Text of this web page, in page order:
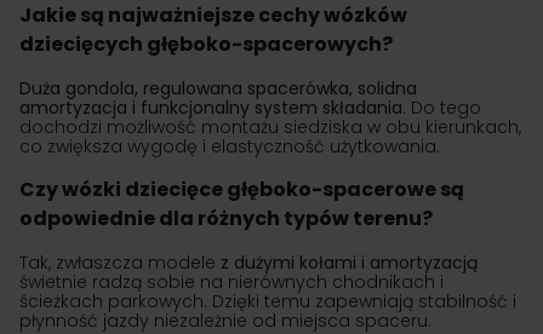
Jakie są najważniejsze cechy wózków
dziecięcych głęboko-spacerowych?
Duża gondola, regulowana spacerówka, solidna
amortyzacja i funkcjonalny system składania. Do tego
dochodzi możliwość montażu siedziska w obu kierunkach,
co zwiększa wygodę i elastyczność użytkowania.
Czy wózki dziecięce głęboko-spacerowe są
odpowiednie dla różnych typów terenu?
Tak, zwłaszcza modele z dużymi kołami i amortyzacją
świetnie radzą sobie na nierównych chodnikach i
ścieżkach parkowych. Dzięki temu zapewniają stabilność i
płynność jazdy niezależnie od miejsca spaceru.